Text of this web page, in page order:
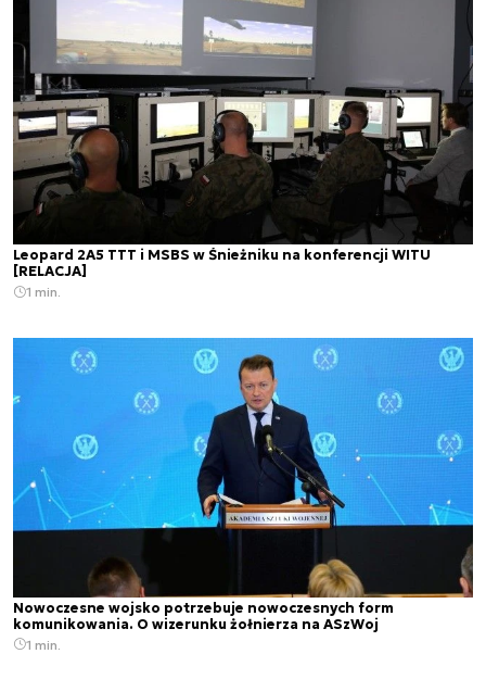
Leopard 2A5 TTT i MSBS w Śnieżniku na konferencji WITU
[RELACJA]
1 min.
Nowoczesne wojsko potrzebuje nowoczesnych form
komunikowania. O wizerunku żołnierza na ASzWoj
1 min.